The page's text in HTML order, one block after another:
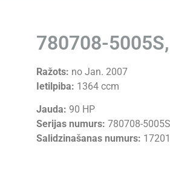
780708-
Ražots: no Jan. 2007
Ietilpiba: 1364 ccm
Jauda: 90 HP
Serijas numurs: 780708-
Salidzinašanas numurs: